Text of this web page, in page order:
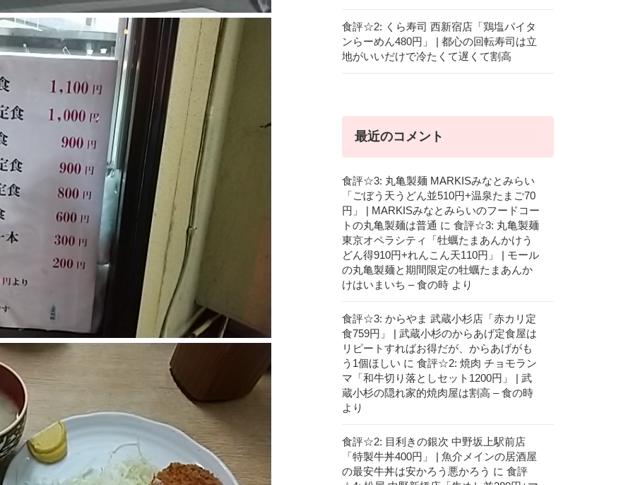
食評☆2: くら寿司 西新宿店「鶏塩パイタ
ンらーめん480円」 | 都心の回転寿司は立
地がいいだけで冷たくて遅くて割高
最近のコメント
食評☆3: 丸亀製麺 MARKISみなとみらい
「ごぼう天うどん並510円+温泉たまご70
円」 | MARKISみなとみらいのフードコー
トの丸亀製麺は普通 に 食評☆3: 丸亀製麺
東京オペラシティ「牡蠣たまあんかけう
どん得910円+れんこん天110円」 | モール
の丸亀製麺と期間限定の牡蠣たまあんか
けはいまいち – 食の時 より
食評☆3: からやま 武蔵小杉店「赤カリ定
食759円」 | 武蔵小杉のからあげ定食屋は
リピートすればお得だが、からあげがも
う1個ほしい に 食評☆2: 焼肉 チョモラン
マ「和牛切り落としセット1200円」 | 武
蔵小杉の隠れ家的焼肉屋は割高 – 食の時
より
食評☆2: 目利きの銀次 中野坂上駅前店
「特製牛丼400円」 | 魚介メインの居酒屋
の最安牛丼は安かろう悪かろう に 食評